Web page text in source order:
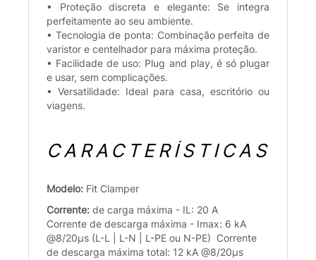
• Proteção discreta e elegante: Se integra
perfeitamente ao seu ambiente.
• Tecnologia de ponta: Combinação perfeita de
varistor e centelhador para máxima proteção.
• Facilidade de uso: Plug and play, é só plugar
e usar, sem complicações.
• Versatilidade: Ideal para casa, escritório ou
viagens.
CARACTERÍSTICAS
Modelo: Fit Clamper
Corrente: de carga máxima - IL: 20 A
Corrente de descarga máxima - Imax: 6 kA
@8/20µs (L-L | L-N | L-PE ou N-PE) Corrente
de descarga máxima total: 12 kA @8/20µs